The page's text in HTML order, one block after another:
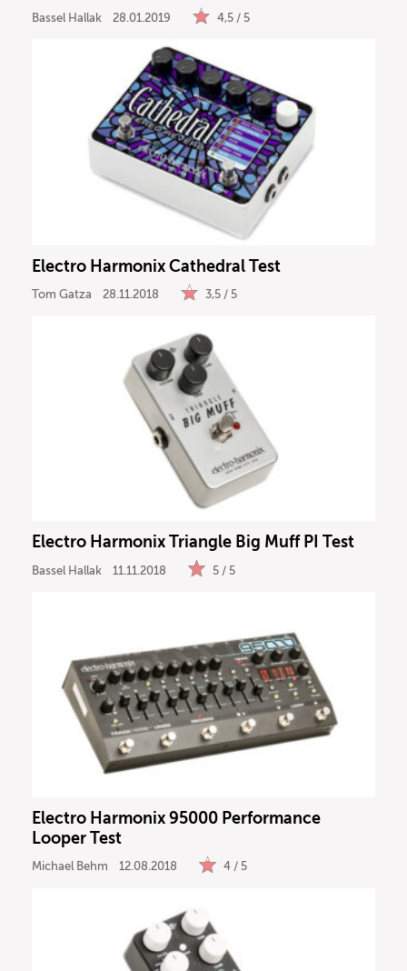
Bassel Hallak 28.01.2019 4,5 / 5
Electro Harmonix Cathedral Test
Tom Gatza 28.11.2018 3,5 / 5
Electro Harmonix Triangle Big Muff PI Test
Bassel Hallak 11.11.2018 5 / 5
Electro Harmonix 95000 Performance
Looper Test
Michael Behm 12.08.2018 4 / 5